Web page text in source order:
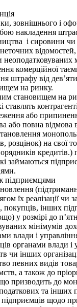
зовнішнього і
накладення
і сировини чи
відомостей,
комерційної
штрафу від
на ринку.
становищем на
ставлять
або
повна відмова
розцінок) на
займаються
підприємцями
їх реалізації
інших
у розмірі до
мінімумів
влади і
органами влади і
чи інших
певних видів
а також до
призводить до
та інших
щодо